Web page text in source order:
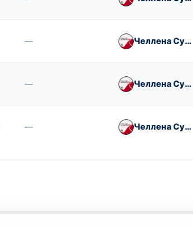
— Челлена Сува
— Челлена Сува
— Челлена Сува